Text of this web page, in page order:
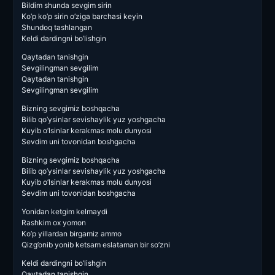
Bildim shunda sevgim sirin
Ko’p ko’p sirin o’ziga barchasi keyin
Shundoq tashlangan
Keldi dardingni bo’lishgin
Qaytadan tanishgin
Sevgilingman sevgilim
Qaytadan tanishgin
Sevgilingman sevgilim
Bizning sevgimiz boshqacha
Bilib qo’ysinlar sevishaylik yuz yoshgacha
Kuyib o’lsinlar kerakmas molu dunyosi
Sevdim uni tovonidan boshgacha
Bizning sevgimiz boshqacha
Bilib qo’ysinlar sevishaylik yuz yoshgacha
Kuyib o’lsinlar kerakmas molu dunyosi
Sevdim uni tovonidan boshgacha
Yonidan ketgim kelmaydi
Rashkim ox yomon
Ko’p yillardan birgamiz ammo
Qizg’onib yonib ketsam eslataman bir so’zni
Keldi dardingni bo’lishgin